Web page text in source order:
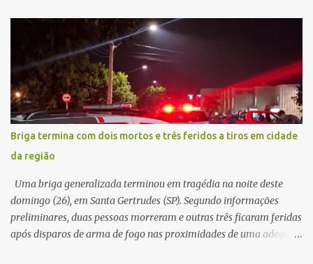
Briga termina com dois mortos e três feridos a tiros em cidade
da região
Uma briga generalizada terminou em tragédia na noite deste
domingo (26), em Santa Gertrudes (SP). Segundo informações
preliminares, duas pessoas morreram e outras três ficaram feridas
após disparos de arma de fogo nas proximidades de uma adega. O